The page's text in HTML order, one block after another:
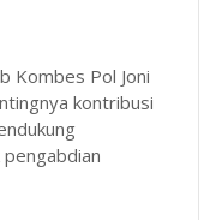
Kombes Pol Joni
kontribusi